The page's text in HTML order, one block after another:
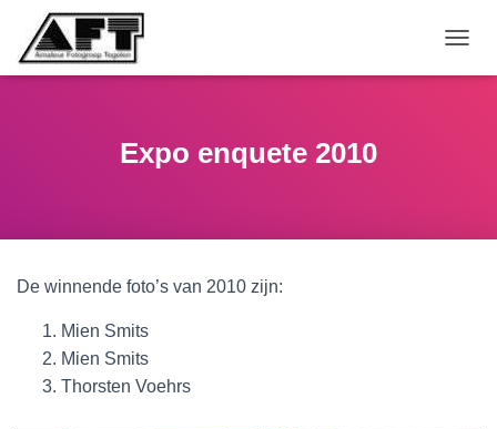
Expo enquete 2010
De winnende foto’s van 2010 zijn:
Mien Smits
Mien Smits
Thorsten Voehrs